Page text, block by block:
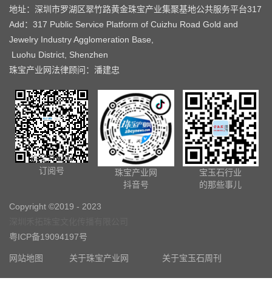
地址：深圳市罗湖区翠竹路黄金珠宝产业集聚基地公共服务平台317
Add：317 Public Service Platform of Cuizhu Road Gold and
Jewelry Industry Agglomeration Base,
Luohu District, Shenzhen
珠宝产业网法律顾问：潘建忠
珠宝产业网
订阅号
珠宝产业网
抖音号
宝玉石行业
的那些事儿
Copyright ©2019 - 2023
粤ICP备19094197号
网站地图 关于珠宝产业网 关于宝玉石周刊